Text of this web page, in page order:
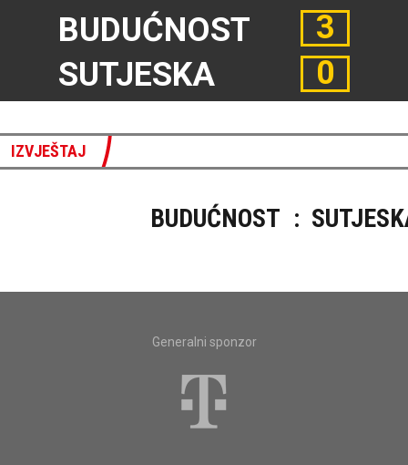
BUDUĆNOST
SUTJESKA
3
0
IZVJEŠTAJ
BUDUĆNOST :
Generalni sponzor